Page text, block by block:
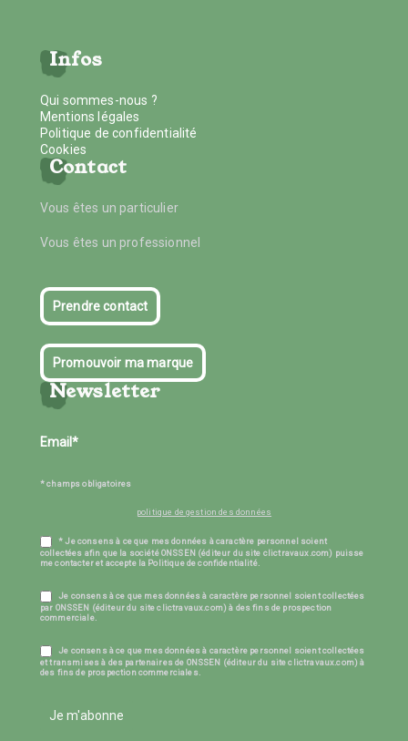
Infos
Qui sommes-nous ?
Mentions légales
Politique de confidentialité
Cookies
Contact
Vous êtes un particulier
Vous êtes un professionnel
Prendre contact
Promouvoir ma marque
Newsletter
* champs obligatoires
politique de gestion des données
* Je consens à ce que mes données à caractère personnel soient
collectées afin que la société ONSSEN (éditeur du site clictravaux.com) puisse
me contacter et accepte la Politique de confidentialité.
Je consens à ce que mes données à caractère personnel soient collectées
par ONSSEN (éditeur du site clictravaux.com) à des fins de prospection
commerciale.
Je consens à ce que mes données à caractère personnel soient collectées
et transmises à des partenaires de ONSSEN (éditeur du site clictravaux.com) à
des fins de prospection commerciales.
Je m'abonne